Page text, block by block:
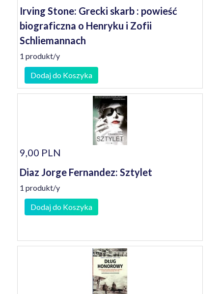
Irving Stone: Grecki skarb : powieść
biograficzna o Henryku i Zofii
Schliemannach
1 produkt/y
Dodaj do Koszyka
9,00 PLN
Diaz Jorge Fernandez: Sztylet
1 produkt/y
Dodaj do Koszyka